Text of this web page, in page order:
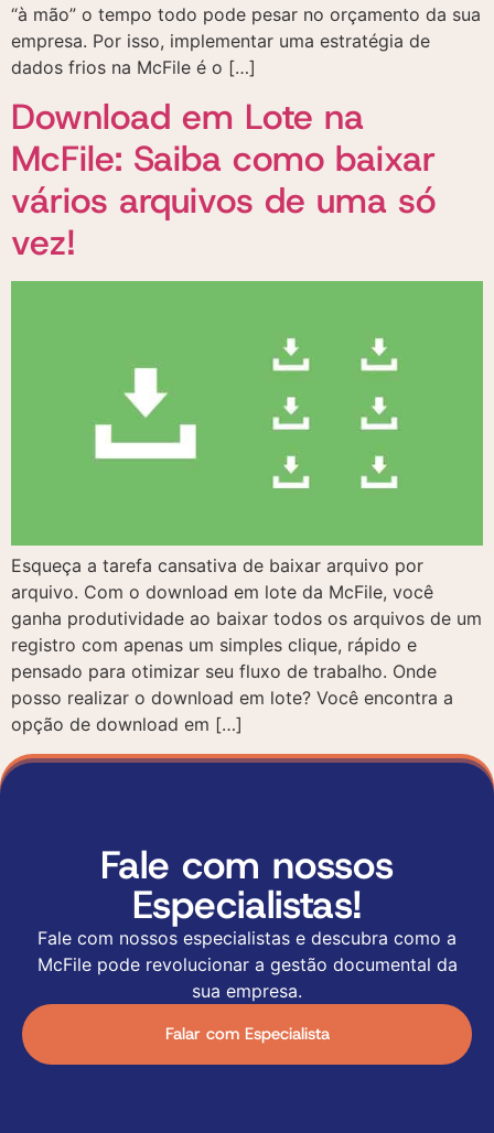
“à mão” o tempo todo pode pesar no orçamento da sua
empresa. Por isso, implementar uma estratégia de
dados frios na McFile é o […]
Download em Lote na
McFile: Saiba como baixar
vários arquivos de uma só
vez!
Esqueça a tarefa cansativa de baixar arquivo por
arquivo. Com o download em lote da McFile, você
ganha produtividade ao baixar todos os arquivos de um
registro com apenas um simples clique, rápido e
pensado para otimizar seu fluxo de trabalho. Onde
posso realizar o download em lote? Você encontra a
opção de download em […]
Fale com nossos
Especialistas!
Fale com nossos especialistas e descubra como a
McFile pode revolucionar a gestão documental da
sua empresa.
Falar com Especialista
Entre em contato
Preencha o formulário e um de nossos
especialistas entrará em contato para responder
suas dúvidas e entender sua demanda.
Aceito a utilização
dos dados fornecidos
aqui para a realização
de um contato
Solicite uma demonstração
Preencha o formulário abaixo e nossa equipe
entrará em contato para agendar uma
apresentação personalizada da nossa plataforma.
Aceito a utilização
dos dados fornecidos
aqui para a realização
de um contato
Entre em contato
dos dados fornecidos
aqui para a realização
de um contato
comercial e o
recebimento de
materiais publicitários
segundo a Política de
Privacidade